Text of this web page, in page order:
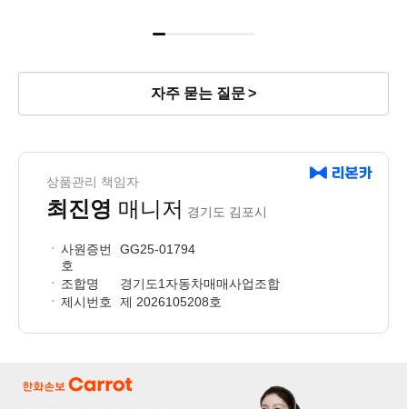
자주 묻는 질문
상품관리 책임자
최진영 매니저 경기도 김포시
사원증번
호
GG25-01794
조합명
경기도1자동차매매사업조합
제시번호
제 2026105208호